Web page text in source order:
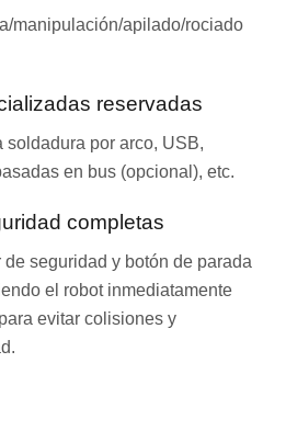
manipulación/apilado/rociado
reservadas
soldadura por arco, USB,
en bus (opcional), etc.
completas
seguridad y botón de parada
el robot inmediatamente
evitar colisiones y